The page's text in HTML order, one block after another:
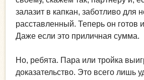
залазит в капкан, заботливо для
расставленный. Теперь он готов
Даже если это приличная сумма.
Но, ребята. Пара или тройка
доказательство. Это всего лишь